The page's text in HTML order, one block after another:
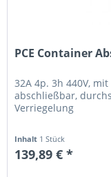
PCE Container
32A 4p. 3h 440V,
abschließbar,
Verriegelung
Inhalt 1 Stück
139,89 € *